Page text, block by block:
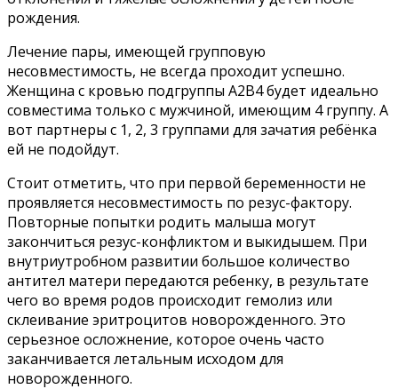
рождения.
Лечение пары, имеющей групповую
несовместимость, не всегда проходит успешно.
Женщина с кровью подгруппы А2В4 будет идеально
совместима только с мужчиной, имеющим 4 группу. А
вот партнеры с 1, 2, 3 группами для зачатия ребёнка
ей не подойдут.
Стоит отметить, что при первой беременности не
проявляется несовместимость по резус-фактору.
Повторные попытки родить малыша могут
закончиться резус-конфликтом и выкидышем. При
внутриутробном развитии большое количество
антител матери передаются ребенку, в результате
чего во время родов происходит гемолиз или
склеивание эритроцитов новорожденного. Это
серьезное осложнение, которое очень часто
заканчивается летальным исходом для
новорожденного.